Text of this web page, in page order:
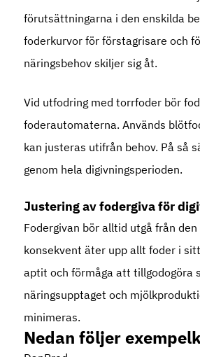
förutsättningarna i den enskilda
foderkurvor för förstagrisare och
näringsbehov skiljer sig åt.
Vid utfodring med torrfoder bör
foderautomaterna. Används
kan justeras utifrån behov. På så
genom hela digivningsperioden.
Justering av fodergiva för
Fodergivan bör alltid utgå från
konsekvent äter upp allt foder i
aptit och förmåga att tillgodogöra
näringsupptaget och
minimeras.
Nedan följer